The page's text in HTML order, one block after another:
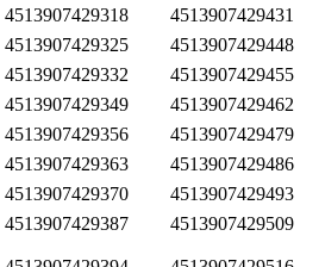
4513907429318
4513907429431
4513907429325
4513907429448
4513907429332
4513907429455
4513907429349
4513907429462
4513907429356
4513907429479
4513907429363
4513907429486
4513907429370
4513907429493
4513907429387
4513907429509